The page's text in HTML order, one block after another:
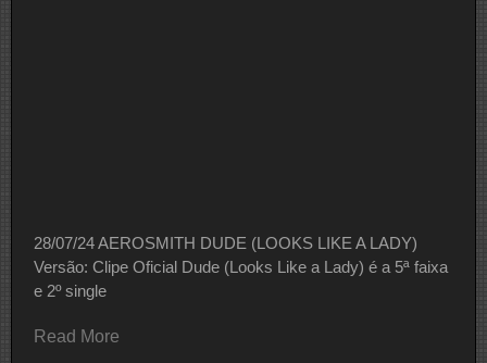
28/07/24 AEROSMITH DUDE (LOOKS LIKE A LADY)
Versão: Clipe Oficial Dude (Looks Like a Lady) é a 5ª faixa
e 2º single
Read More